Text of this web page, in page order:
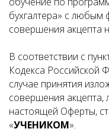
бухгалтера» с любым
совершения акцепта
В соответствии с
Кодекса Российской
случае принятия
совершения акцепта,
настоящей Оферты,
«УЧЕНИКОМ».